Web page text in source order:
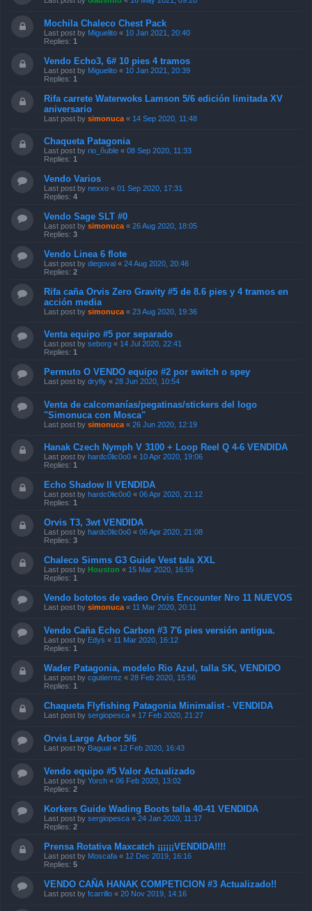
Mochila Chaleco Chest Pack
Last post by Miguelito « 10 Jan 2021, 20:40
Replies: 1
Vendo Echo3, 6# 10 pies 4 tramos
Last post by Miguelito « 10 Jan 2021, 20:39
Replies: 1
Rifa carrete Waterwoks Lamson 5/6 edición limitada XV
aniversario
Last post by simonuca « 14 Sep 2020, 11:48
Chaqueta Patagonia
Last post by rio_ñuble « 08 Sep 2020, 11:33
Replies: 1
Vendo Varios
Last post by nexxo « 01 Sep 2020, 17:31
Replies: 4
Vendo Sage SLT #0
Last post by simonuca « 26 Aug 2020, 18:05
Replies: 3
Vendo Linea 6 flote
Last post by diegoval « 24 Aug 2020, 20:46
Replies: 2
Rifa caña Orvis Zero Gravity #5 de 8.6 pies y 4 tramos en
acción media
Last post by simonuca « 23 Aug 2020, 19:36
Venta equipo #5 por separado
Last post by seborg « 14 Jul 2020, 22:41
Replies: 1
Permuto O VENDO equipo #2 por switch o spey
Last post by dryfly « 28 Jun 2020, 10:54
Venta de calcomanías/pegatinas/stickers del logo
"Simonuca con Mosca"
Last post by simonuca « 26 Jun 2020, 12:19
Hanak Czech Nymph V 3100 + Loop Reel Q 4-6 VENDIDA
Last post by hardc0lic0o0 « 10 Apr 2020, 19:06
Replies: 1
Echo Shadow II VENDIDA
Last post by hardc0lic0o0 « 06 Apr 2020, 21:12
Replies: 1
Orvis T3, 3wt VENDIDA
Last post by hardc0lic0o0 « 06 Apr 2020, 21:08
Replies: 3
Chaleco Simms G3 Guide Vest tala XXL
Last post by Houston « 15 Mar 2020, 16:55
Replies: 1
Vendo bototos de vadeo Orvis Encounter Nro 11 NUEVOS
Last post by simonuca « 11 Mar 2020, 20:11
Vendo Caña Echo Carbon #3 7'6 pies versión antigua.
Last post by Edys « 11 Mar 2020, 16:12
Replies: 1
Wader Patagonia, modelo Rio Azul, talla SK, VENDIDO
Last post by cgutierrez « 28 Feb 2020, 15:56
Replies: 1
Chaqueta Flyfishing Patagonia Minimalist - VENDIDA
Last post by sergiopesca « 17 Feb 2020, 21:27
Orvis Large Arbor 5/6
Last post by Bagual « 12 Feb 2020, 16:43
Vendo equipo #5 Valor Actualizado
Last post by Yorch « 06 Feb 2020, 13:02
Replies: 2
Korkers Guide Wading Boots talla 40-41 VENDIDA
Last post by sergiopesca « 24 Jan 2020, 11:17
Replies: 2
Prensa Rotativa Maxcatch ¡¡¡¡¡¡VENDIDA!!!!
Last post by Moscafa « 12 Dec 2019, 16:16
Replies: 5
VENDO CAÑA HANAK COMPETICION #3 Actualizado!!
Last post by fcarrillo « 20 Nov 2019, 14:16